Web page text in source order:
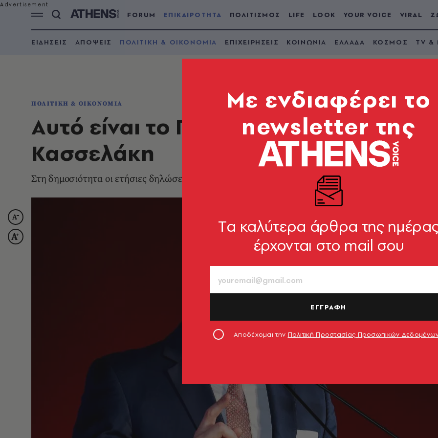
FORUM ΕΠΙΚΑΙΡΟΤΗΤΑ ΠΟΛΙΤΙΣΜΟΣ LIFE LOOK YOUR VOICE VIRAL
ΕΙΔΗΣΕΙΣ ΑΠΟΨΕΙΣ ΠΟΛΙΤΙΚΗ & ΟΙΚΟΝΟΜΙΑ ΕΠΙΧΕΙΡΗΣΕΙΣ ΚΟΙΝΩΝΙΑ ΕΛΛΑΔΑ ΚΟΣΜΟΣ TV &
ΠΟΛΙΤΙΚΗ & ΟΙΚΟΝΟΜΙΑ
Αυτό είναι το Πόθεν Έσχες του
Κασσελάκη
Στη δημοσιότητα οι ετήσιες δηλώσεις των πολιτικών
Mε ενδιαφέρει το
newsletter της
Tα καλύτερα άρθρα της
έρχονται στο mail σου
ΕΓΓΡΑΦΗ
Αποδέχομαι την Πολιτική Προστασίας Προσωπικών